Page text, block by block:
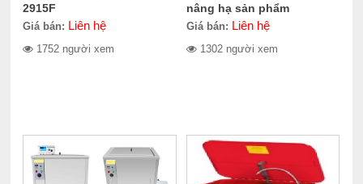
2915F
Giá bán: Liên hệ
1752 người xem
nâng hạ sản phẩm
Kawasami KW-264.2830L
Giá bán: Liên hệ
1302 người xem